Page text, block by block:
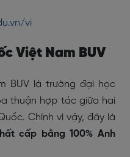
vi
Việt Nam BUV
BUV là trường đại học
thuận hợp tác giữa hai
Chính vì vậy, đây là
cấp bằng 100% Anh